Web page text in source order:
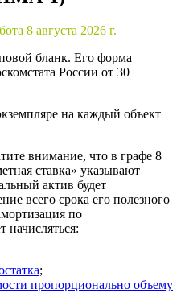
вышлем вам на почту
8 августа 2026 г.
бланк. Его форма
России от 30
на каждый объект
внимание, что в графе 8
ставка» указывают
актив будет
всего срока его полезного
по
начисляться:
;
пропорционально объему